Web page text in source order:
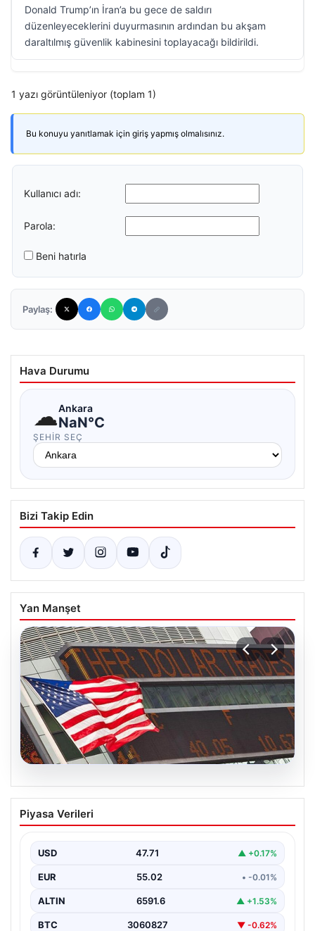
Donald Trump’ın İran’a bu gece de saldırı
düzenleyeceklerini duyurmasının ardından bu akşam
daraltılmış güvenlik kabinesini toplayacağı bildirildi.
1 yazı görüntüleniyor (toplam 1)
Bu konuyu yanıtlamak için giriş yapmış olmalısınız.
Kullanıcı adı:
Parola:
Beni hatırla
Paylaş:
Hava Durumu
☁Ankara
NaN°C
ŞEHIR SEÇ
Bizi Takip Edin
Yan Manşet
04.08.2026
FED faiz kararı ne zaman açıklanacak?
Nisan ayı faiz beklentisi belli oldu
Piyasa Verileri
USD 47.71 ▲ +0.17%
EUR 55.02 • -0.01%
ALTIN 6591.6 ▲ +1.53%
BTC 3060827 ▼ -0.62%